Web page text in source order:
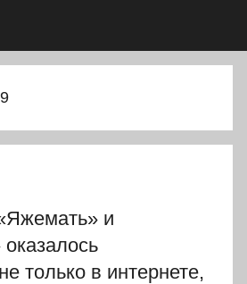
и
только в интернете,